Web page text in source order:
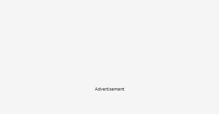
Advertisement